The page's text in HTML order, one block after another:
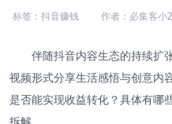
标签：抖音赚钱 作者：必集客小Z
伴随抖音内容生态的持续扩
视频形式分享生活感悟与创意内
是否能实现收益转化？具体有哪
拆解。